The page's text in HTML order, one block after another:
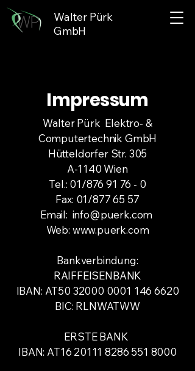
Walter Pürk
GmbH
Impressum
Walter Pürk Elektro- &
Computertechnik GmbH
Hütteldorfer Str. 305
A-1140 Wien
Tel.: 01/876 91 76 - 0
Fax: 01/877 65 57
Email: info@puerk.com
Web: www.puerk.com
Bankverbindung:
RAIFFEISENBANK
IBAN: AT50 32000 0001 146 6620
BIC: RLNWATWW
ERSTE BANK
IBAN: AT16 20111 8286 551 8000